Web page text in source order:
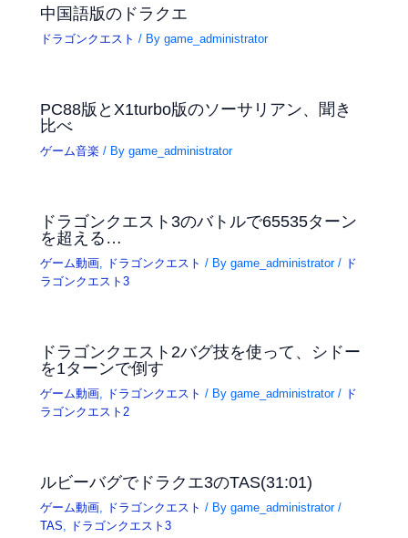
中国語版のドラクエ
ドラゴンクエスト / Bygame_administrator
PC88版とX1turbo版のソーサリアン、聞き
比べ
ゲーム音楽 / Bygame_administrator
ドラゴンクエスト3のバトルで65535ターン
を超える…
ゲーム動画, ドラゴンクエスト / Bygame_administrator/ ド
ラゴンクエスト3
ドラゴンクエスト2バグ技を使って、シドー
を1ターンで倒す
ゲーム動画 ドラゴンクエスト / Bygame_administrator/ ド
ラゴンクエスト2
ルビーバグでドラクエ3のTAS(31:01)
ゲーム動画 ドラゴンクエスト / Bygame_administrator/
TAS
ドラゴンクエスト3